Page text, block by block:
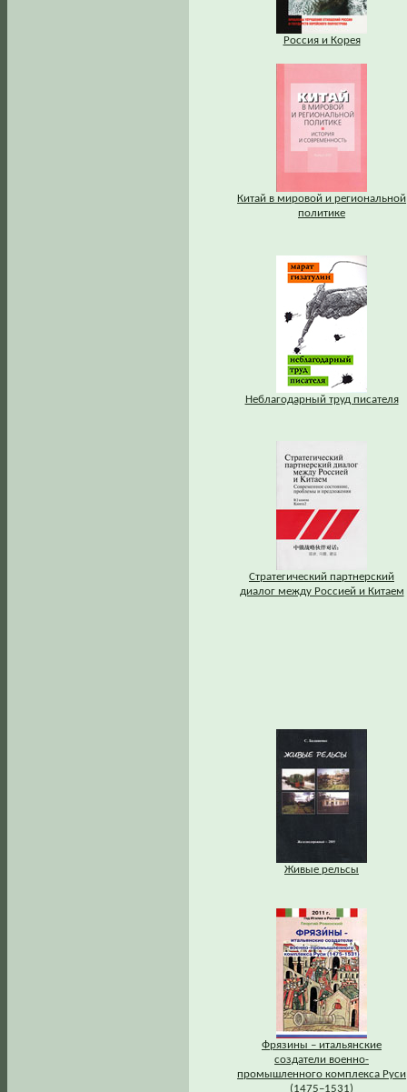
Россия и Корея
Китай в мировой и региональной
политике
Неблагодарный труд писателя
Стратегический партнерский
диалог между Россией и Китаем
Живые рельсы
Фрязины – итальянские
создатели военно-
промышленного комплекса Руси
(1475–1531)